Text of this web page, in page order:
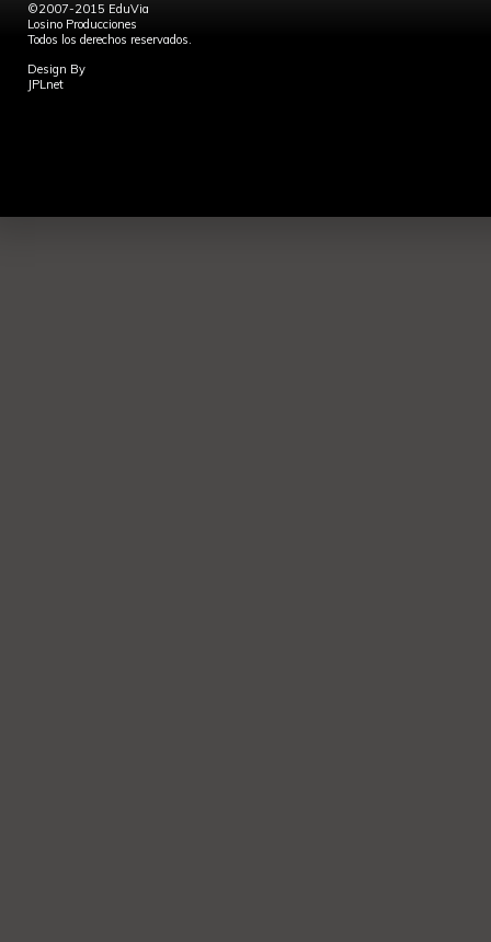
©2007-2015 EduVia
Losino Producciones
Todos los derechos reservados.
Design By
JPLnet